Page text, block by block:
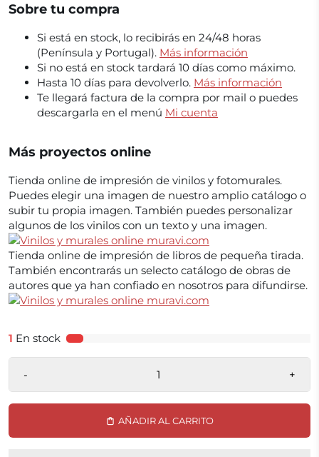
Sobre tu compra
Si está en stock, lo recibirás en 24/48 horas
(Península y Portugal). Más información
Si no está en stock tardará 10 días como máximo.
Hasta 10 días para devolverlo. Más información
Te llegará factura de la compra por mail o puedes
descargarla en el menú Mi cuenta
Más proyectos online
Tienda online de impresión de vinilos y fotomurales.
Puedes elegir una imagen de nuestro amplio catálogo o
subir tu propia imagen. También puedes personalizar
algunos de los vinilos con un texto y una imagen.
Tienda online de impresión de libros de pequeña tirada.
También encontrarás un selecto catálogo de obras de
autores que ya han confiado en nosotros para difundirse.
1 En stock
- +
AÑADIR AL CARRITO